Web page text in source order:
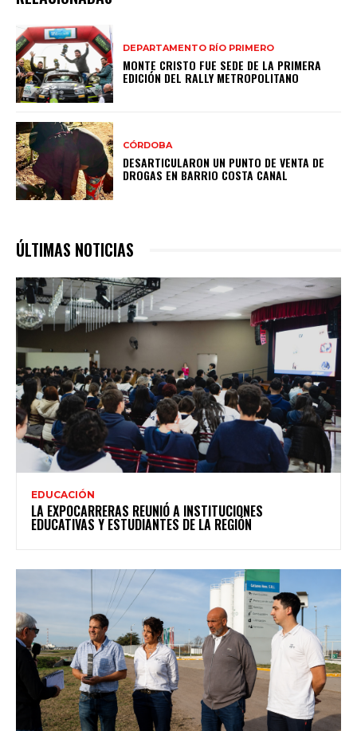
DEPARTAMENTO RÍO PRIMERO
MONTE CRISTO FUE SEDE DE LA PRIMERA
EDICIÓN DEL RALLY METROPOLITANO
CÓRDOBA
DESARTICULARON UN PUNTO DE VENTA DE
DROGAS EN BARRIO COSTA CANAL
ÚLTIMAS NOTICIAS
EDUCACIÓN
LA EXPOCARRERAS REUNIÓ A INSTITUCIONES
EDUCATIVAS Y ESTUDIANTES DE LA REGIÓN